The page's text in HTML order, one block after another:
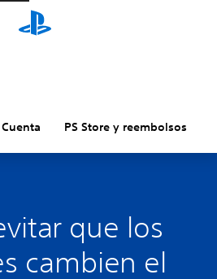
Cuenta PS Store y reembolsos
que los
cambien el